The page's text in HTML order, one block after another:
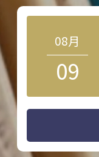
08月
09